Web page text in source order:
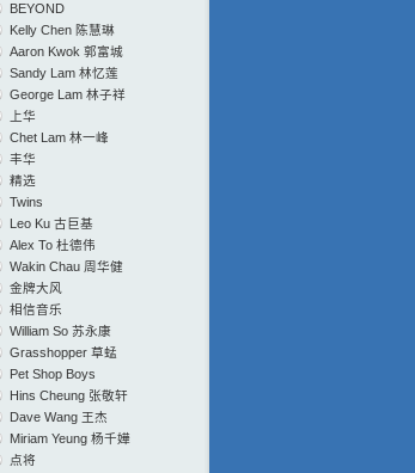
BEYOND
Kelly Chen 陈慧琳
Aaron Kwok 郭富城
Sandy Lam 林忆莲
George Lam 林子祥
上华
Chet Lam 林一峰
丰华
精选
Twins
Leo Ku 古巨基
Alex To 杜德伟
Wakin Chau 周华健
金牌大风
相信音乐
William So 苏永康
Grasshopper 草蜢
Pet Shop Boys
Hins Cheung 张敬轩
Dave Wang 王杰
Miriam Yeung 杨千嬅
点将